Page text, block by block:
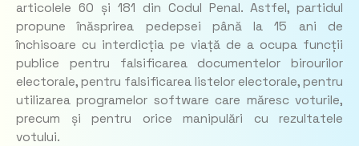
articolele 60 și 181 din Codul Penal. Astfel, partidul
propune înăsprirea pedepsei până la 15 ani de
închisoare cu interdicția pe viață de a ocupa funcții
publice pentru falsificarea documentelor birourilor
electorale, pentru falsificarea listelor electorale, pentru
utilizarea programelor software care măresc voturile,
precum și pentru orice manipulări cu rezultatele
votului.